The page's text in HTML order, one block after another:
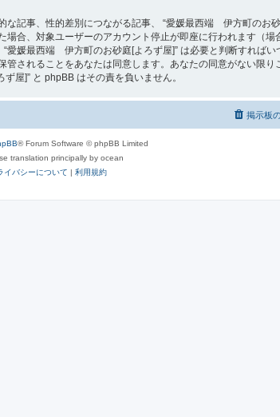
記事、性的差別につながる記事、 “愛媛最西端 伊方町のお
合、対象ユーザーのアカウント停止が即座に行われます（
媛最西端 伊方町のお砂庭[よろず屋]” は必要と判断すれば
されることをあなたは同意します。あなたの同意がない限
屋]” と phpBB はその責を負いません。
掲示板
® Forum Software © phpBB Limited
translation principally by ocean
イバシーについて | 利用規約